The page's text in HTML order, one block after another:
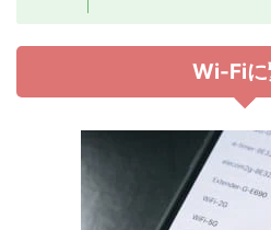
Wi-Fiに